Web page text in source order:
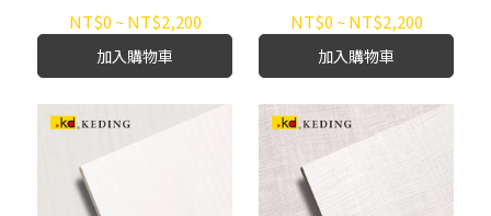
NT$0~NT$2,200
加入購物車
NT$0~NT$2,200
加入購物車